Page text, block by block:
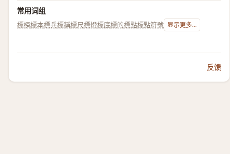
常用词组
標榜標本標兵標稱標尺標燈標底標的標點標點符號 显示更多...
反馈